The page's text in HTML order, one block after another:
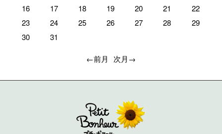
16
17 18 19 20 21
22
23
24 25 26 27 28
29
30
31
←前月 次月→